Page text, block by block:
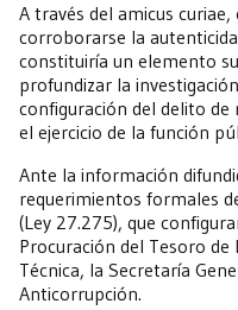
A través del amicus curiae,
corroborarse la
constituiría un elemento
profundizar la
configuración del delito
el ejercicio de la función
Ante la información
requerimientos formales
(Ley 27.275), que
Procuración del Tesoro de
Técnica, la Secretaría
Anticorrupción.